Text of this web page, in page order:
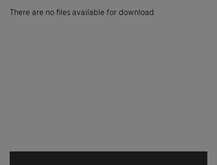
There are no files available for download